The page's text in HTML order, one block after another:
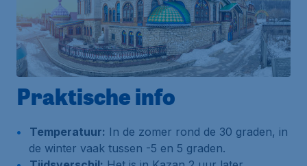
Praktische info
Temperatuur: In de zomer rond de 30 graden, in
de winter vaak tussen -5 en 5 graden.